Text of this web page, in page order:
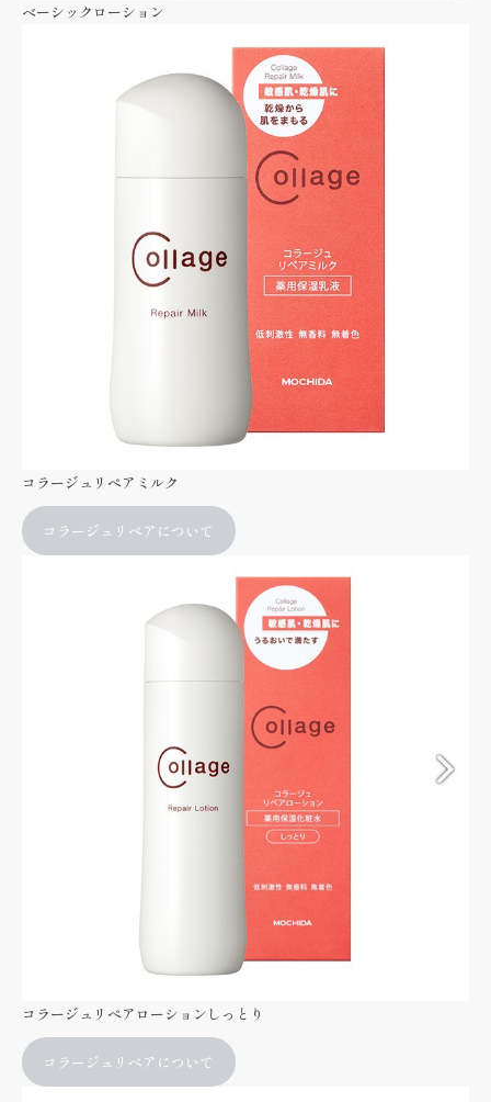
ベーシックローション
コラージュリペアミルク
コラージュリペアについて
コラージュリペアローションしっとり
コラージュリペアについて